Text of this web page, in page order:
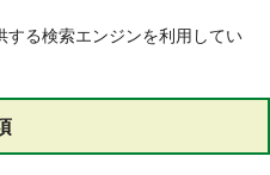
る検索エンジンを利用してい